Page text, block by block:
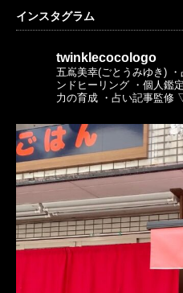
インスタグラム
twinklecocologo
五嶌美幸(ごとうみゆき)
ンドヒーリング ・個人鑑
力の育成 ・占い記事監修